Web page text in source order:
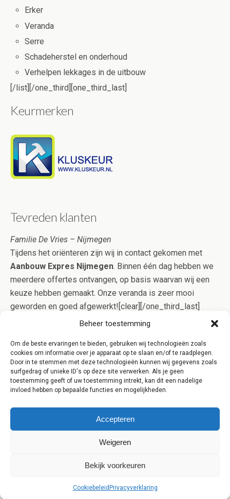
Beheer toestemming
Om de beste ervaringen te bieden, gebruiken wij technologieën zoals
cookies om informatie over je apparaat op te slaan en/of te raadplegen.
Door in te stemmen met deze technologieën kunnen wij gegevens zoals
surfgedrag of unieke ID's op deze site verwerken. Als je geen
toestemming geeft of uw toestemming intrekt, kan dit een nadelige
invloed hebben op bepaalde functies en mogelijkheden.
Accepteren
Weigeren
Bekijk voorkeuren
Cookiebeleid Privacyverklaring
Erker
Veranda
Serre
Schadeherstel en onderhoud
Verhelpen lekkages in de uitbouw
[/list][/one_third][one_third_last]
Keurmerken
Tevreden klanten
Familie De Vries – Nijmegen
Tijdens het oriënteren zijn wij in contact gekomen met
Aanbouw Expres Nijmegen. Binnen één dag hebben we
meerdere offertes ontvangen, op basis waarvan wij een
keuze hebben gemaakt. Onze veranda is zeer mooi
geworden en goed afgewerkt![clear][/one_third_last]
[clear] [content-highlight]Aanbouw Expres werkt alleen
in bezit zijn van het Kluskeurmerk. Op deze manier bent u
verzekerd van kwaliteit en controle op het werk![/content-
highlight]
Terug naar boven
Mobiel Desktop